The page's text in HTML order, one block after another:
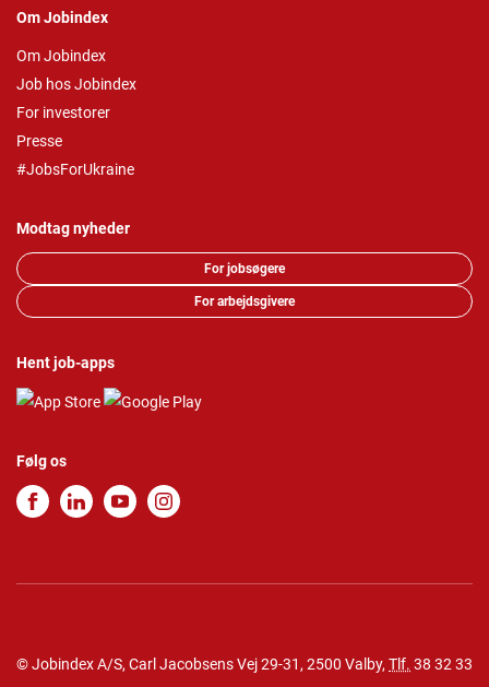
Om Jobindex
Om Jobindex
Job hos Jobindex
For investorer
Presse
#JobsForUkraine
Modtag nyheder
For jobsøgere
For arbejdsgivere
Hent job-apps
Følg os
© Jobindex A/S, Carl Jacobsens Vej 29-31, 2500 Valby, Tlf. 38 32 33